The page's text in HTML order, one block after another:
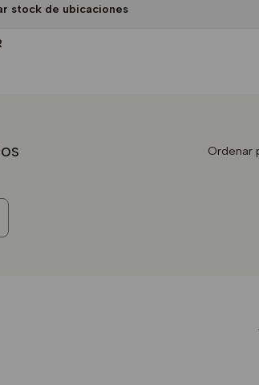
stock de ubicaciones
Ordenar